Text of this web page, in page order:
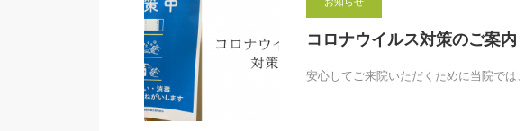
コロナウイルス対策のご案内
安心してご来院いただくために当院では